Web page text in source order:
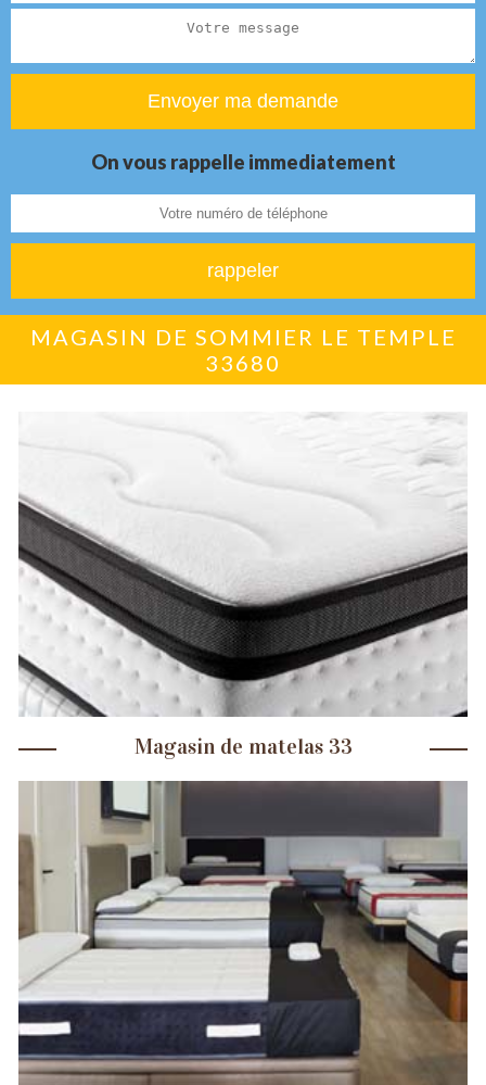
On vous rappelle immediatement
MAGASIN DE SOMMIER LE TEMPLE
33680
Magasin de matelas 33